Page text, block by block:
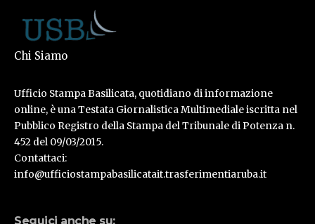
Chi Siamo
Ufficio Stampa Basilicata, quotidiano di informazione
online, è una Testata Giornalistica Multimediale iscritta nel
Pubblico Registro della Stampa del Tribunale di Potenza n.
452 del 09/03/2015.
Contattaci:
info@ufficiostampabasilicatait.trasferimentiaruba.it
Seguici anche su: